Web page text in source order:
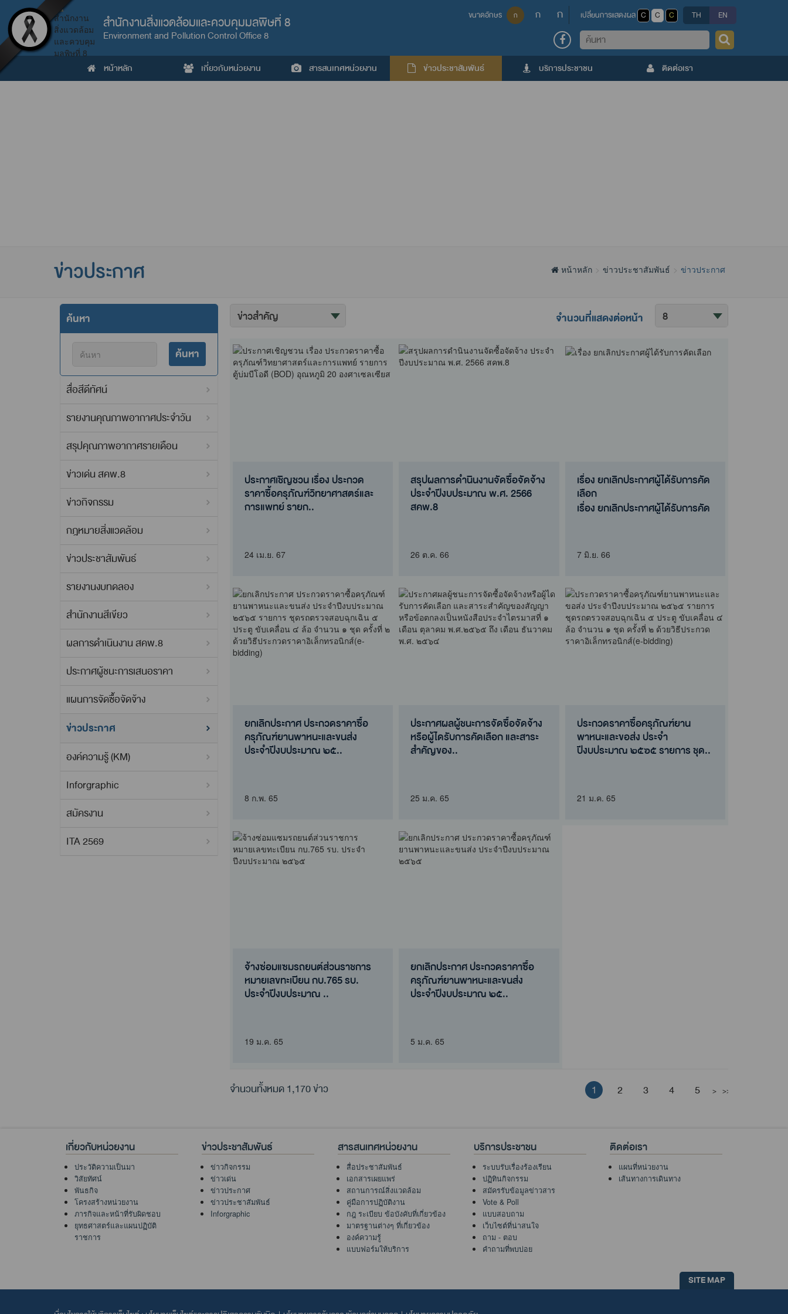
สำนักงานสิ่งแวดล้อมและควบคุมมลพิษที่ 8
Environment and Pollution Control Office 8
ขนาดอักษร ก ก ก เปลี่ยนการแสดงผล C C C TH EN
ค้นหา
หน้าหลัก เกี่ยวกับหน่วยงาน สารสนเทศหน่วยงาน ข่าวประชาสัมพันธ์ บริการประชาชน ติดต่อเรา
ข่าวประกาศ หน้าหลัก ข่าวประชาสัมพันธ์ ข่าวประกาศ
ค้นหา
ค้นหา
สื่อสีดีทัศน์
รายงานคุณภาพอากาศประจำวัน
สรุปคุณภาพอากาศรายเดือน
ข่าวเด่น สคพ.8
ข่าวกิจกรรม
กฎหมายสิ่งแวดล้อม
ข่าวประชาสัมพันธ์
รายงานงบทดลอง
สำนักงานสีเขียว
ผลการดำเนินงาน สคพ.8
ประกาศผู้ชนะการเสนอราคา
แผนการจัดซื้อจัดจ้าง
ข่าวประกาศ
องค์ความรู้ (KM)
Inforgraphic
สมัครงาน
ITA 2569
จัด
เรียง
จำนวนที่แสดงต่อหน้า
ประกาศเชิญชวน เรื่อง ประกวด
ราคาซื้อครุภัณฑ์วิทยาศาสตร์และ
การแพทย์ รายก..
การแพทย์ รายก..
24 เม.ย. 67
สรุปผลการดำนินงานจัดซื้อจัดจ้าง
ประจำปีงบประมาณ พ.ศ. 2566
สคพ.8
สคพ.8
26 ต.ค. 66
เรื่อง ยกเลิกประกาศผู้ได้รับการคัด
เลือก
เรื่อง ยกเลิกประกาศผู้ได้รับการคัด
7 มิ.ย. 66
ยกเลิกประกาศ ประกวดราคาซื้อ
ครุภัณฑ์ยานพาหนะและขนส่ง
ประจำปีงบประมาณ ๒๕..
ประจำปีงบประมาณ ๒๕..
8 ก.พ. 65
ประกาศผลผู้ชนะการจัดซื้อจัดจ้าง
หรือผู้ไดรับการคัดเลือก และสาระ
สำคัญของ..
สำคัญของ..
25 ม.ค. 65
ประกวดราคาซื้อครุภัณฑ์ยาน
พาหนะและขอส่ง ประจำ
ปีงบประมาณ ๒๕๖๕ รายการ ชุด..
ปีงบประมาณ ๒๕๖๕ รายการ ชุด..
21 ม.ค. 65
จ้างซ่อมแซมรถยนต์ส่วนราชการ
หมายเลขทะเบียน กบ.765 รบ.
ประจำปีงบประมาณ ..
หมายเลขทะเบียน กบ...
19 ม.ค. 65
ยกเลิกประกาศ ประกวดราคาซื้อ
ครุภัณฑ์ยานพาหนะและขนส่ง
ประจำปีงบประมาณ ๒๕..
ประจำปีงบประมาณ ๒๕..
5 ม.ค. 65
จำนวนทั้งหมด 1,170 ข่าว 1 2 3 4 5 > >>
เกี่ยวกับหน่วยงาน
ประวัติความเป็นมา
วิสัยทัศน์
พันธกิจ
โครงสร้างหน่วยงาน
ภารกิจและหน้าที่รับผิดชอบ
ยุทธศาสตร์และแผนปฏิบัติ
ราชการ
ข่าวประชาสัมพันธ์
ข่าวกิจกรรม
ข่าวเด่น
ข่าวประกาศ
ข่าวประชาสัมพันธ์
Inforgraphic
สารสนเทศหน่วยงาน
สื่อประชาสัมพันธ์
เอกสารเผยแพร่
สถานการณ์สิ่งแวดล้อม
คู่มือการปฏิบัติงาน
กฎ ระเบียบ ข้อบังคับที่เกี่ยวข้อง
มาตรฐานต่างๆ ที่เกี่ยวข้อง
องค์ความรู้
แบบฟอร์มให้บริการ
บริการประชาชน
ระบบรับเรื่องร้องเรียน
ปฏิทินกิจกรรม
สมัครรับข้อมูลข่าวสาร
Vote & Poll
แบบสอบถาม
เว็บไซต์ที่น่าสนใจ
ถาม - ตอบ
คำถามที่พบบ่อย
ติดต่อเรา
แผนที่หน่วยงาน
เส้นทางการเดินทาง
SITE MAP